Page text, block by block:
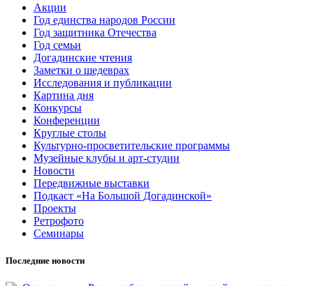
Акции
Год единства народов России
Год защитника Отечества
Год семьи
Догадинские чтения
Заметки о шедеврах
Исследования и публикации
Картина дня
Конкурсы
Конференции
Круглые столы
Культурно-просветительские программы
Музейные клубы и арт-студии
Новости
Передвижные выставки
Подкаст «На Большой Догадинской»
Проекты
Ретрофото
Семинары
Последние новости